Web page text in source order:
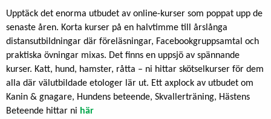
Upptäck det enorma utbudet av online-kurser som poppat upp de
senaste åren. Korta kurser på en halvtimme till årslånga
distansutbildningar där föreläsningar, Facebookgruppsamtal och
praktiska övningar mixas. Det finns en uppsjö av spännande
kurser. Katt, hund, hamster, råtta – ni hittar skötselkurser för dem
alla där välutbildade etologer lär ut. Ett axplock av utbudet om
Kanin & gnagare, Hundens beteende, Skvallerträning, Hästens
Beteende hittar ni här